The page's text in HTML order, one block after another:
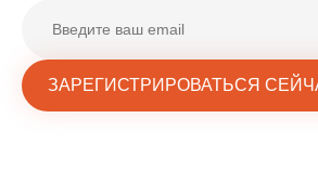
ЗАРЕГИСТРИРОВАТЬСЯ